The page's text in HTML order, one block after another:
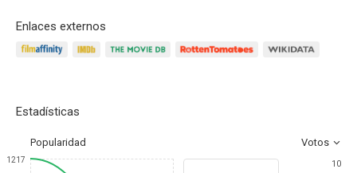
Enlaces externos
Estadísticas
Popularidad Votos
1217
10